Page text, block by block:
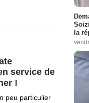
service de
!
peu particulier
la